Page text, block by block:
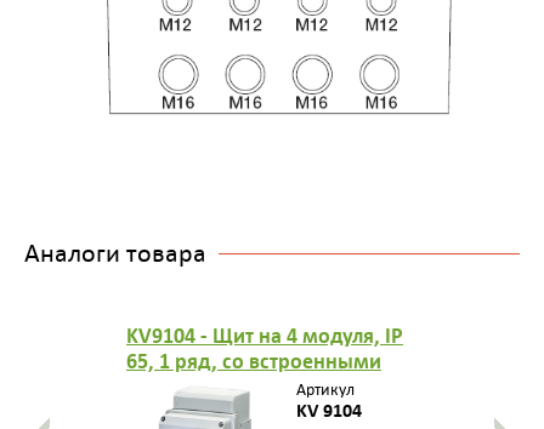
Аналоги товара
KV9104 - Щит на 4 модуля, IP
65, 1 ряд, со встроенными
эластичными сальниками, с
заглушкой, с клеммой PE-N, с
Артикул
KV 9104